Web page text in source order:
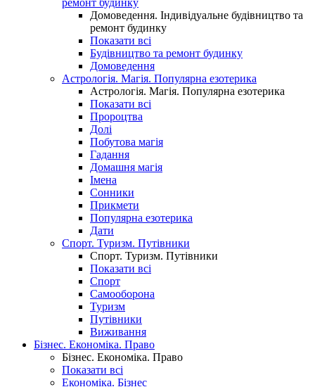
ремонт будинку
Домоведення. Індивідуальне будівництво та
ремонт будинку
Показати всі
Будівництво та ремонт будинку
Домоведення
Астрологія. Магія. Популярна езотерика
Астрологія. Магія. Популярна езотерика
Показати всі
Пророцтва
Долі
Побутова магія
Гадання
Домашня магія
Імена
Сонники
Прикмети
Популярна езотерика
Дати
Спорт. Туризм. Путівники
Спорт. Туризм. Путівники
Показати всі
Спорт
Самооборона
Туризм
Путівники
Виживання
Бізнес. Економіка. Право
Бізнес. Економіка. Право
Показати всі
Економіка. Бізнес